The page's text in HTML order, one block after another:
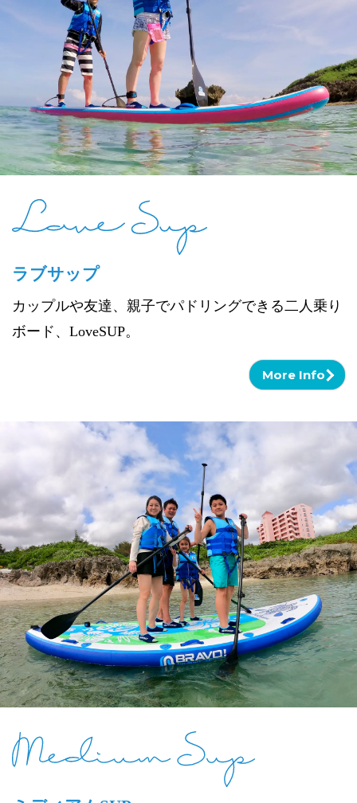
ラブサップ
カップルや友達、親子でパドリングできる二人乗り
ボード、LoveSUP。
More Info